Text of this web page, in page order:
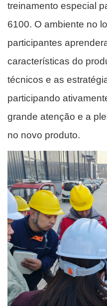
treinamento especial
6100. O ambiente no
participantes
características do
técnicos e as
participando
grande atenção e a
no novo produto.